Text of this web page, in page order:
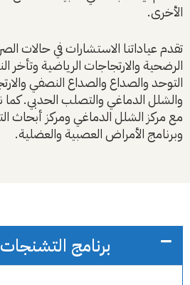
الأخرى.
تقدم عياداتنا الاستشارات في حالات
الرضحية والارتجاجات الرياضية
التوحد والصداع والصداع النصفي
والشلل الدماغي والتصلب الحدبي.
وبرنامج الأمراض العصبية والعضلية.
برنامج